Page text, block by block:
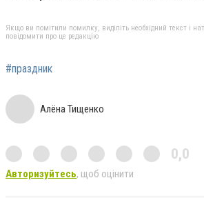
Якщо ви помітили помилку, виділіть необхідний текст і
повідомити про це редакцію
#праздник
Алёна Тищенко
0,0
Авторизуйтесь, щоб оцінити